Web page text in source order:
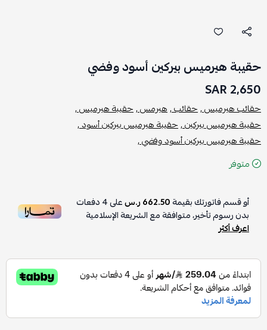
حقيبة هيرميس بيركين أسود وفضي
2,650 SAR
حقائب هيرميس ,حقائب ,هيرمس ,حقيبة هيرميس ,
حقيبة هيرميس بيركين ,حقيبة هيرميس بيركين أسود ,
حقيبة هيرميس بيركين أسود وفضي ,
متوفر
أو قسم فاتورتك بقيمة662.50 ر.س على4دفعات
بدون رسوم تأخير، متوافقة مع الشريعة الإسلامية
اعرف أكثر